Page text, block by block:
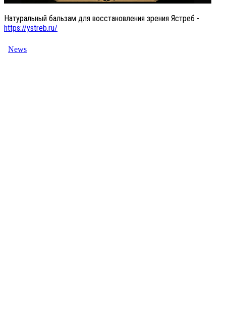
Натуральный бальзам для восстановления зрения Ястреб -
https://ystreb.ru/